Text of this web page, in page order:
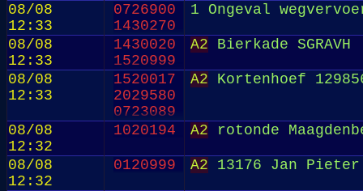
08/08
12:33
0726900
1430270
1 Ongeval
08/08
12:33
1430020
1520999
A2 Bierkade
08/08
12:33
1520017
2029580
0723089
A2 Kortenhoef
08/08
12:32
1020194 A2 rotonde
08/08
12:32
0120999 A2 13176 Jan Pieter